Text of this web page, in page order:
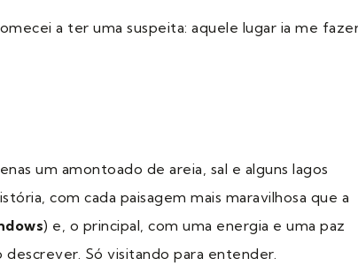
a ter uma suspeita: aquele lugar ia me
um amontoado de areia, sal e alguns lagos
com cada paisagem mais maravilhosa que a
) e, o principal, com uma energia e uma paz
Só visitando para entender.